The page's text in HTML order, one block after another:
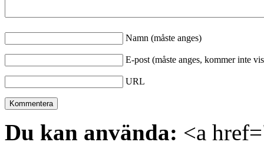
Namn (måste anges)
E-post (måste anges, kommer inte
URL
Du kan använda: <a